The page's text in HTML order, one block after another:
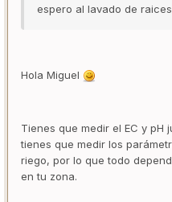
espero al lavado de
Hola Miguel
Tienes que medir el EC y pH
tienes que medir los
riego, por lo que todo
en tu zona.